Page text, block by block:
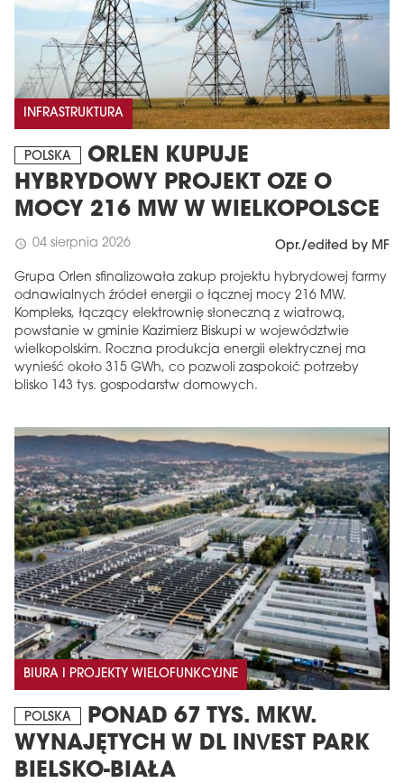
INFRASTRUKTURA
POLSKA
ORLEN KUPUJE
HYBRYDOWY PROJEKT OZE O
MOCY 216 MW W WIELKOPOLSCE
schedule 04 sierpnia 2026 Opr./edited by MF
Grupa Orlen sfinalizowała zakup projektu hybrydowej farmy
odnawialnych źródeł energii o łącznej mocy 216 MW.
Kompleks, łączący elektrownię słoneczną z wiatrową,
powstanie w gminie Kazimierz Biskupi w województwie
wielkopolskim. Roczna produkcja energii elektrycznej ma
wynieść około 315 GWh, co pozwoli zaspokoić potrzeby
blisko 143 tys. gospodarstw domowych.
BIURA I PROJEKTY WIELOFUNKCYJNE
POLSKA
PONAD 67 TYS. MKW.
WYNAJĘTYCH W DL INVEST PARK
BIELSKO-BIAŁA